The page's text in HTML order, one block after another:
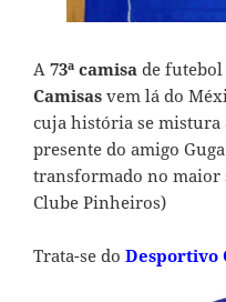
A 73ª camisa de futebol
Camisas vem lá do
cuja história se
presente do amigo
transformado no maior
Clube Pinheiros)
Trata-se do Desportivo